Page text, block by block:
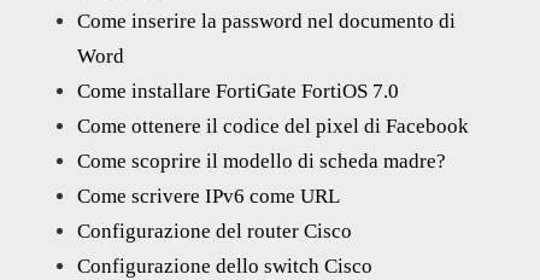
Come inserire la password nel documento di
Word
Come installare FortiGate FortiOS 7.0
Come ottenere il codice del pixel di Facebook
Come scoprire il modello di scheda madre?
Come scrivere IPv6 come URL
Configurazione del router Cisco
Configurazione dello switch Cisco